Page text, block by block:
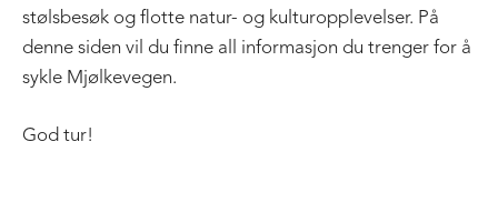
stølsbesøk og flotte natur- og kulturopplevelser. På
denne siden vil du finne all informasjon du trenger for å
sykle Mjølkevegen.
God tur!